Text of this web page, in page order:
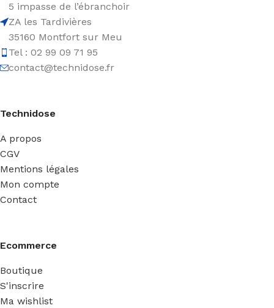
5 impasse de l’ébranchoir
ZA les Tardivières
35160 Montfort sur Meu
Tel : 02 99 09 71 95
contact@technidose.fr
Technidose
A propos
CGV
Mentions légales
Mon compte
Contact
Ecommerce
Boutique
S'inscrire
Ma wishlist